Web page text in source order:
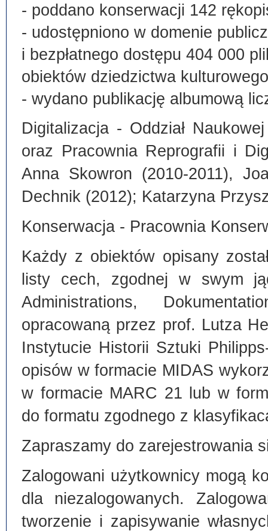
- poddano konserwacji 142
- udostępniono w domenie
i bezpłatnego dostępu 404 000
obiektów dziedzictwa kulturowego
- wydano publikację albumową
Digitalizacja - Oddział
oraz Pracownia Reprografii i
Anna Skowron (2010-2011),
Dechnik (2012); Katarzyna
Konserwacja - Pracownia
Każdy z obiektów opisany
listy cech, zgodnej w swym
Administrations,
opracowaną przez prof. Lutza
Instytucie Historii Sztuki
opisów w formacie MIDAS
w formacie MARC 21 lub w
do formatu zgodnego z
Zapraszamy do zarejestrowania
Zalogowani użytkownicy mogą
dla niezalogowanych.
tworzenie i zapisywanie